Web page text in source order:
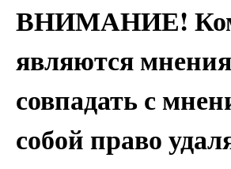
ВНИМАНИЕ!
являются
совпадать с
собой право